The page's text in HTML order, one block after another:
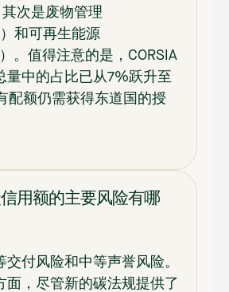
次是废物管理
和可再生能源
。值得注意的是，CORSIA
量中的占比已从7%跃升至
配额仍需获得东道国的授
用额的主要风险有哪
交付风险和中等声誉风险。
面，尽管新的碳法规提供了